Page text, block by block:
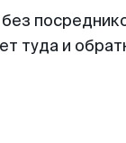
туда и